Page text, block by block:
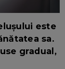
este
sa.
gradual,